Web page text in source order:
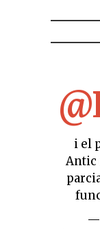
i el
Antic
—